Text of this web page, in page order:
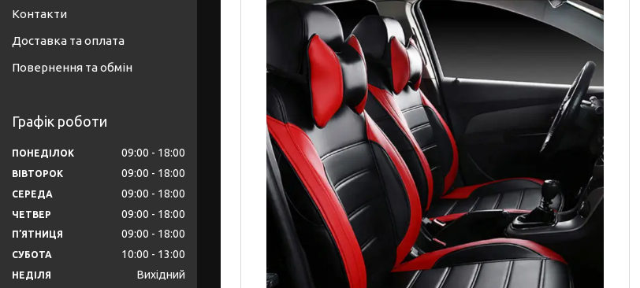
Контакти
Доставка та оплата
Повернення та обмін
Графік роботи
ПОНЕДІЛОК 09:00 18:00
ВІВТОРОК 09:00 18:00
СЕРЕДА 09:00 18:00
ЧЕТВЕР 09:00 18:00
ПʼЯТНИЦЯ 09:00 18:00
СУБОТА 10:00 13:00
НЕДІЛЯ Вихідний